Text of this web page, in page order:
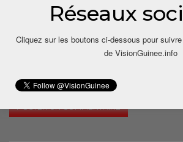
time I comment.
Réseaux
Cliquez sur les boutons ci-dessous pour
de VisionGuinee.info